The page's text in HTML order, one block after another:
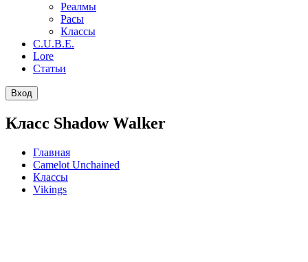
Реалмы
Расы
Классы
C.U.B.E.
Lore
Статьи
Вход
Класс Shadow Walker
Главная
Camelot Unchained
Классы
Vikings